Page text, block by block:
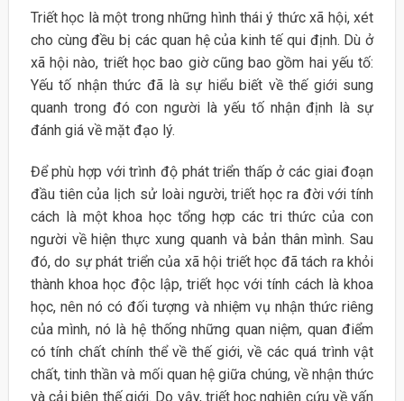
Triết học là một trong những hình thái ý thức xã hội, xét
cho cùng đều bị các quan hệ của kinh tế qui định. Dù ở
xã hội nào, triết học bao giờ cũng bao gồm hai yếu tố:
Yếu tố nhận thức đã là sự hiểu biết về thế giới sung
quanh trong đó con người là yếu tố nhận định là sự
đánh giá về mặt đạo lý.
Để phù hợp với trình độ phát triển thấp ở các giai đoạn
đầu tiên của lịch sử loài người, triết học ra đời với tính
cách là một khoa học tổng hợp các tri thức của con
người về hiện thực xung quanh và bản thân mình. Sau
đó, do sự phát triển của xã hội triết học đã tách ra khỏi
thành khoa học độc lập, triết học với tính cách là khoa
học, nên nó có đối tượng và nhiệm vụ nhận thức riêng
của mình, nó là hệ thống những quan niệm, quan điểm
có tính chất chính thể về thế giới, về các quá trình vật
chất, tinh thần và mối quan hệ giữa chúng, về nhận thức
và cải biên thế giới. Do vậy, triết học nghiên cứu về vấn